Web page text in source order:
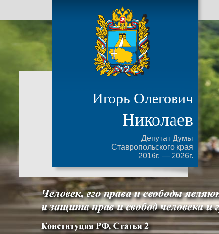
Игорь Олегович
Николаев
Депутат Думы
Ставропольского края
2016г. — 2026г.